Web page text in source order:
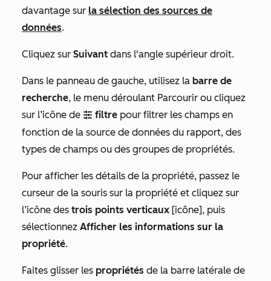
davantage sur la sélection des sources de
données.
Cliquez sur Suivant dans l'angle supérieur droit.
Dans le panneau de gauche, utilisez la barre de
recherche, le menu déroulant Parcourir ou cliquez
sur l’icône de filter filtre pour filtrer les champs en
fonction de la source de données du rapport, des
types de champs ou des groupes de propriétés.
Pour afficher les détails de la propriété, passez le
curseur de la souris sur la propriété et cliquez sur
l’icône des trois points verticaux [icône], puis
sélectionnez Afficher les informations sur la
propriété.
Faites glisser les propriétés de la barre latérale de